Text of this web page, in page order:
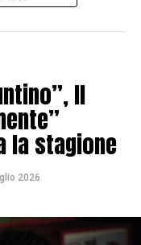
Il
la stagione
2026